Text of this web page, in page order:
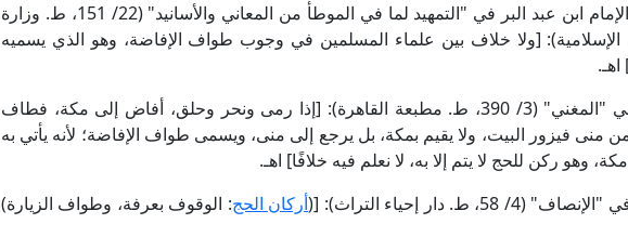
﴾ [الحج: 29]، قال الإمام ابن عبد البر في "التمهيد لما في الموطأ من المعاني والأسانيد" (22/ 151، ط. وزارة
[ولا خلاف بين علماء المسلمين في وجوب طواف الإفاضة، وهو الذي يسميه
وقال الإمام ابن قدامة في "المغني" (3/ 390، ط. مطبعة القاهرة): [إذا رمى ونحر وحلق، أفاض إلى مكة، فطاف
من منى فيزور البيت، ولا يقيم بمكة، بل يرجع إلى منى، ويسمى طواف الإفاضة؛ لأنه يأتي به
وهو ركن للحج لا يتم إلا به، لا نعلم فيه خلافًا] اهـ.
ط. دار إحياء التراث): [(
أركان الحج: الوقوف بعرفة، وطواف الزيارة)